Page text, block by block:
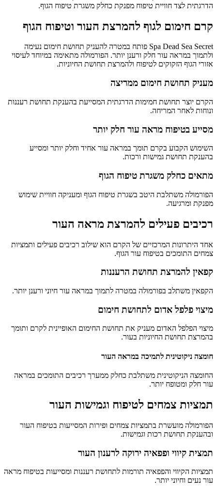
הדרגתית לצד חוויית טיפוח מפנקת כחלק משגרת טיפוח הגוף.
קרם חימום לגוף להמרצת העור וטיפוח הגוף
Spa Dead Sea Secret פותח במטרה להעניק תחושת חימום נעימה
ולתמוך במראה עור חלק ורענן יותר. הפורמולה מתאימה במיוחד לעיסוי
אזורי הגוף הזקוקים לטיפוח ולהמרצת תחושת החיוניות.
מעניק תחושת חימום ממריצה
הקרם יוצר תחושת חמימות הדרגתית המסייעת בהענקת תחושת רעננות
ונוחות לאחר המריחה.
מסייע בטיפוח מראה עור חלק יותר
השימוש הקבוע בקרם תומך במראה עור אחיד וחלק יותר ומסייע
בהענקת תחושת גמישות ורכות.
מתאים כחלק משגרת טיפוח הגוף
הפורמולה משתלבת היטב בשגרת טיפוח הגוף ומעניקה חוויית שימוש
מפנקת ומרגיעה.
רכיבים פעילים להמרצת מראה העור
אחד היתרונות המרכזיים של הקרם הוא שילוב רכיבים פעילים ותמציות
צמחים התומכים בטיפוח עור הגוף.
קפאין להמרצת תחושת הרעננות
הקפאין משתלב בפורמולה במטרה לתמוך במראה עור חיוני ורענן יותר.
מיצוי פלפל אדום לתחושת חימום
מיצוי הפלפל האדום מעניק את תחושת החימום האופיינית לקרם ותומך
בהמרצת תחושת החיוניות בעור.
חומצה ניקוטינית לתמיכה במראה העור
החומצה הניקוטינית משתלבת כחלק ממערך רכיבים התומכים במראה
עור חלק ומטופח יותר.
תמציות צמחים לטיפוח וגמישות העור
הפורמולה מועשרת בתמציות צמחים ופירות המסייעות בטיפוח העור
ובהענקת תחושת רכות וגמישות.
תמצית קיווי ופפאיה ירוקה לרענון העור
תמציות הקיווי והפפאיה תורמות לתחושת רעננות ומסייעות בטיפוח מראה
עור נעים וחיוני יותר.